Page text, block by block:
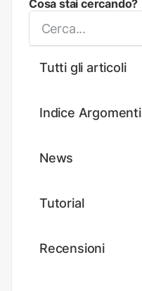
Cosa stai cercando?
Tutti gli articoli
Indice Argomenti
News
Tutorial
Recensioni